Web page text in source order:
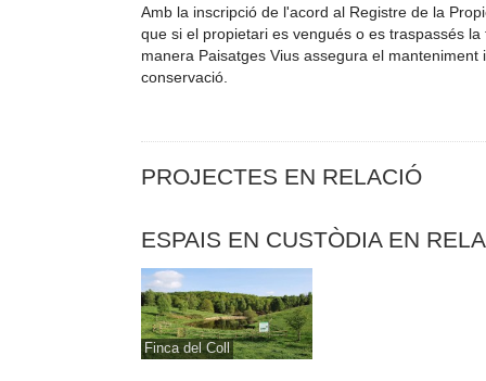
Amb la inscripció de l'acord al Registre de la
que si el propietari es vengués o es traspassés
manera Paisatges Vius assegura el
conservació.
PROJECTES EN RELACIÓ
ESPAIS EN CUSTÒDIA EN
Finca del Coll